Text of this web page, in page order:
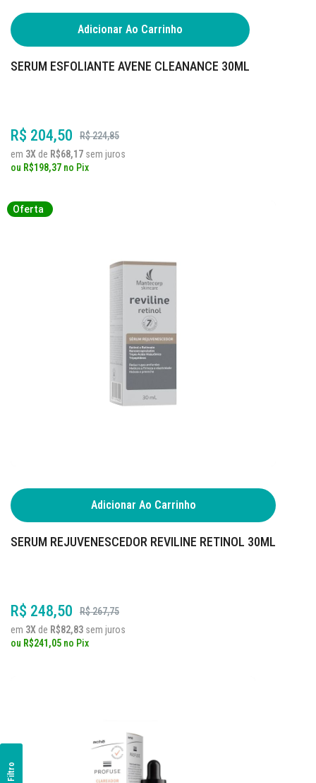
Adicionar Ao Carrinho
SERUM ESFOLIANTE AVENE CLEANANCE 30ML
R$ 204,50
R$ 224,85
em 3X de R$68,17 sem juros
ou R$198,37 no Pix
Oferta
Oferta
Adicionar Ao Carrinho
SERUM REJUVENESCEDOR REVILINE RETINOL 30ML
R$ 248,50
R$ 267,75
em 3X de R$82,83 sem juros
ou R$241,05 no Pix
Filtro